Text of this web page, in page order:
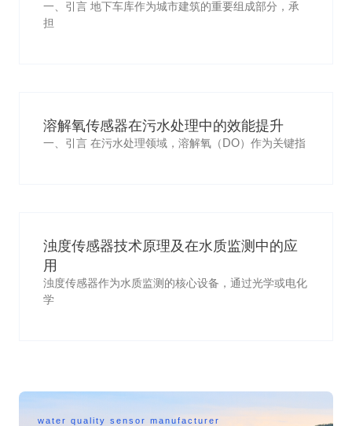
一、引言 地下车库作为城市建筑的重要组成部分，承
担
溶解氧传感器在污水处理中的效能提升
一、引言 在污水处理领域，溶解氧（DO）作为关键指
浊度传感器技术原理及在水质监测中的应
用
浊度传感器作为水质监测的核心设备，通过光学或电化
学
water quality sensor manufacturer